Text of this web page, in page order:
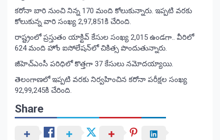
కరోనా బారి నుంచి నిన్న 170 మంది కోలుకున్నారు. ఇప్పటి వరకు
కోలుకున్న వారి సంఖ్య 2,97,851కి చేరింది.
రాష్ట్రంలో ప్రస్తుతం యాక్టివ్‌ కేసుల సంఖ్య 2,015 ఉండగా.. వీరిలో
624 మంది హోం ఐసోలేషన్‌లో చికిత్స పొందుతున్నారు.
జీహెచ్‌ఎంసీ పరిధిలో కొత్తగా 37 కేసులు నమోదయ్యాయి.
తెలంగాణలో ఇప్పటి వరకు నిర్వహించిన కరోనా పరీక్షల సంఖ్య
92,99,245కి చేరింది.
Share